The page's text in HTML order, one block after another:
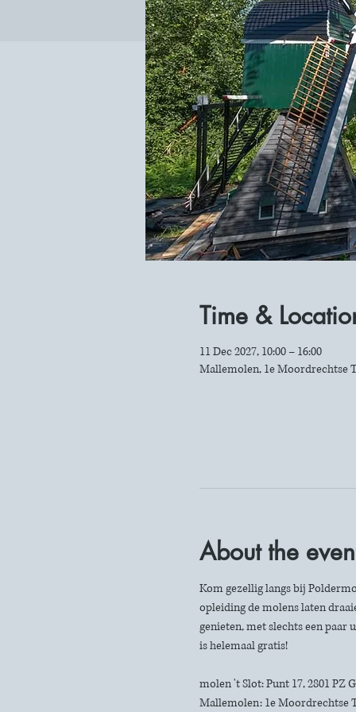
Time &
11 Dec 2027, 10:00 – 16:00
Mallemolen, 1e Moordrechtse
About the
Kom gezellig langs bij
opleiding de molens laten
genieten, met slechts een paar
is helemaal gratis!
molen 't Slot: Punt 17, 2801 PZ
Mallemolen: 1e Moordrechtse